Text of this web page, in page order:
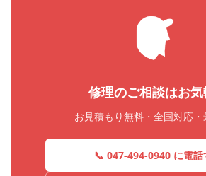
修理のご相談はお気
お見積もり無料・全国対応・
📞 047-494-0940 に電話